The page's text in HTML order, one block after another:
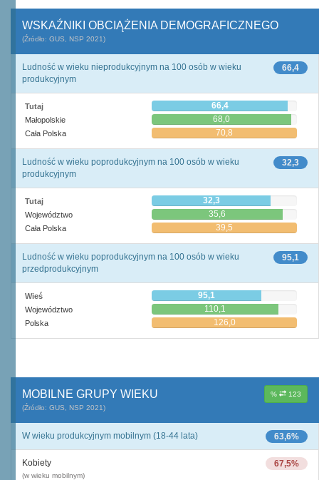
WSKAŹNIKI OBCIĄŻENIA DEMOGRAFICZNEGO
(Źródło: GUS, NSP 2021)
66,4
Ludność w wieku nieprodukcyjnym na 100 osób w wieku
produkcyjnym
Tutaj 66,4
Małopolskie 68,0
Cała Polska 70,8
32,3
Ludność w wieku poprodukcyjnym na 100 osób w wieku
produkcyjnym
Tutaj 32,3
Województwo 35,6
Cała Polska 39,5
95,1
Ludność w wieku poprodukcyjnym na 100 osób w wieku
przedprodukcyjnym
Wieś 95,1
Województwo 110,1
Polska 126,0
% 123
MOBILNE GRUPY WIEKU
(Źródło: GUS, NSP 2021)
63,6%
W wieku produkcyjnym mobilnym (18-44 lata)
67,5%
Kobiety
(w wieku mobilnym)